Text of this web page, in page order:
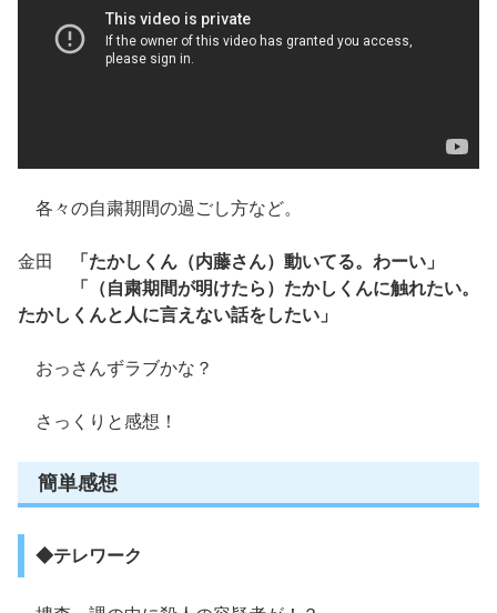
各々の自粛期間の過ごし方など。
金田
「たかしくん（内藤さん）動いてる。わーい」
「（自粛期間が明けたら）たかしくんに触れたい。
たかしくんと人に言えない話をしたい」
おっさんずラブかな？
さっくりと感想！
簡単感想
◆テレワーク